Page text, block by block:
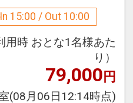
ポット【１】
島神社や、海上に
的な雰囲気を漂わ
機全室完備
に色浴衣をご用意
利用いただけま
15:00 / Out 10:00
用時 おとな1名様あた
り）
79,000円
(08月06日12:14時点)